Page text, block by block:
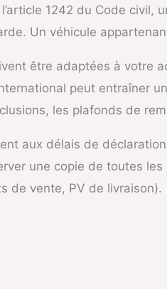
1242 du Code civil,
Un véhicule
être adaptées à votre
peut entraîner
les plafonds de
aux délais de
une copie de toutes
de vente, PV de livraison).